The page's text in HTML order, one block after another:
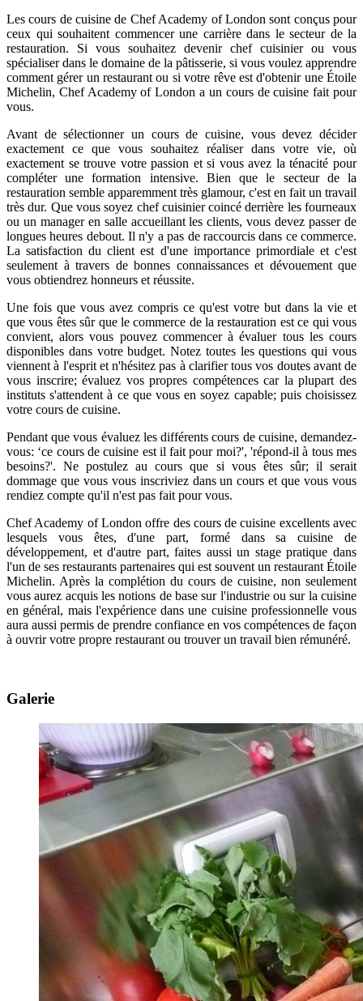
Les cours de cuisine de Chef Academy of London sont conçus pour
ceux qui souhaitent commencer une carrière dans le secteur de la
restauration. Si vous souhaitez devenir chef cuisinier ou vous
spécialiser dans le domaine de la pâtisserie, si vous voulez apprendre
comment gérer un restaurant ou si votre rêve est d'obtenir une Étoile
Michelin, Chef Academy of London a un cours de cuisine fait pour
vous.
Avant de sélectionner un cours de cuisine, vous devez décider
exactement ce que vous souhaitez réaliser dans votre vie, où
exactement se trouve votre passion et si vous avez la ténacité pour
compléter une formation intensive. Bien que le secteur de la
restauration semble apparemment très glamour, c'est en fait un travail
très dur. Que vous soyez chef cuisinier coincé derrière les fourneaux
ou un manager en salle accueillant les clients, vous devez passer de
longues heures debout. Il n'y a pas de raccourcis dans ce commerce.
La satisfaction du client est d'une importance primordiale et c'est
seulement à travers de bonnes connaissances et dévouement que
vous obtiendrez honneurs et réussite.
Une fois que vous avez compris ce qu'est votre but dans la vie et
que vous êtes sûr que le commerce de la restauration est ce qui vous
convient, alors vous pouvez commencer à évaluer tous les cours
disponibles dans votre budget. Notez toutes les questions qui vous
viennent à l'esprit et n'hésitez pas à clarifier tous vos doutes avant de
vous inscrire; évaluez vos propres compétences car la plupart des
instituts s'attendent à ce que vous en soyez capable; puis choisissez
votre cours de cuisine.
Pendant que vous évaluez les différents cours de cuisine, demandez-
vous: ‘ce cours de cuisine est il fait pour moi?', 'répond-il à tous mes
besoins?'. Ne postulez au cours que si vous êtes sûr; il serait
dommage que vous vous inscriviez dans un cours et que vous vous
rendiez compte qu'il n'est pas fait pour vous.
Chef Academy of London offre des cours de cuisine excellents avec
lesquels vous êtes, d'une part, formé dans sa cuisine de
développement, et d'autre part, faites aussi un stage pratique dans
l'un de ses restaurants partenaires qui est souvent un restaurant Étoile
Michelin. Après la complétion du cours de cuisine, non seulement
vous aurez acquis les notions de base sur l'industrie ou sur la cuisine
en général, mais l'expérience dans une cuisine professionnelle vous
aura aussi permis de prendre confiance en vos compétences de façon
à ouvrir votre propre restaurant ou trouver un travail bien rémunéré.
Galerie